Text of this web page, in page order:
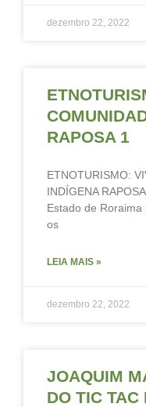
dezembro 22, 2022
RAPOSA 1
ETNOTURISMO:
INDÍGENA
Estado de
os
LEIA MAIS »
dezembro 22, 2022
JOAQUIM
DO TIC TAC